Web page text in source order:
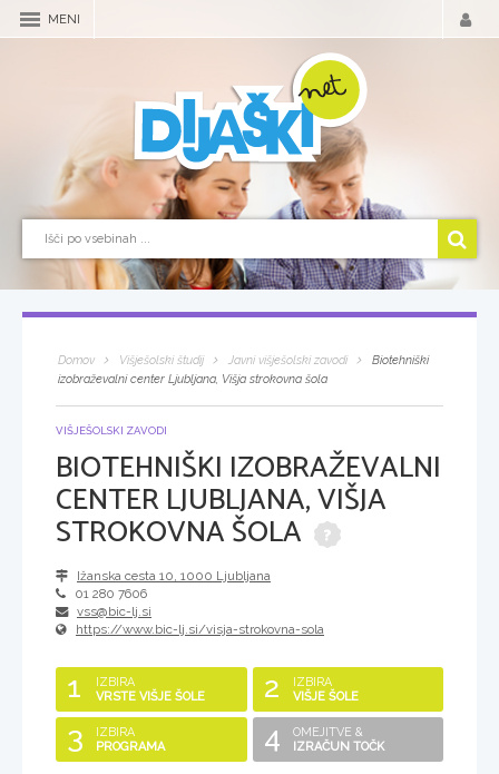
MENI
Domov Višješolski študij Javni višješolski zavodi
Biotehniški
izobraževalni center Ljubljana, Višja strokovna šola
VIŠJEŠOLSKI ZAVODI
BIOTEHNIŠKI IZOBRAŽEVALNI
CENTER LJUBLJANA, VIŠJA
STROKOVNA ŠOLA
Ižanska cesta 10, 1000 Ljubljana
01 280 7606
vss@bic-lj.si
https://www.bic-lj.si/visja-strokovna-sola
1
IZBIRA
VRSTE VIŠJE ŠOLE
2
IZBIRA
VIŠJE ŠOLE
3
IZBIRA
PROGRAMA
4
OMEJITVE &
IZRAČUN TOČK